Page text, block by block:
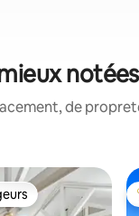
notées
de
les plus appréciés